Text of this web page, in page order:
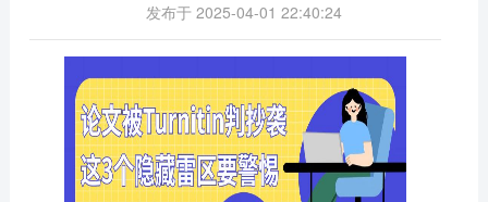
发布于 2025-04-01 22:40:24